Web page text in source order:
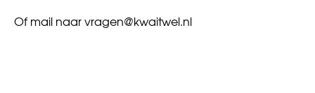
Of mail naarvragen@kwaitwel.nl